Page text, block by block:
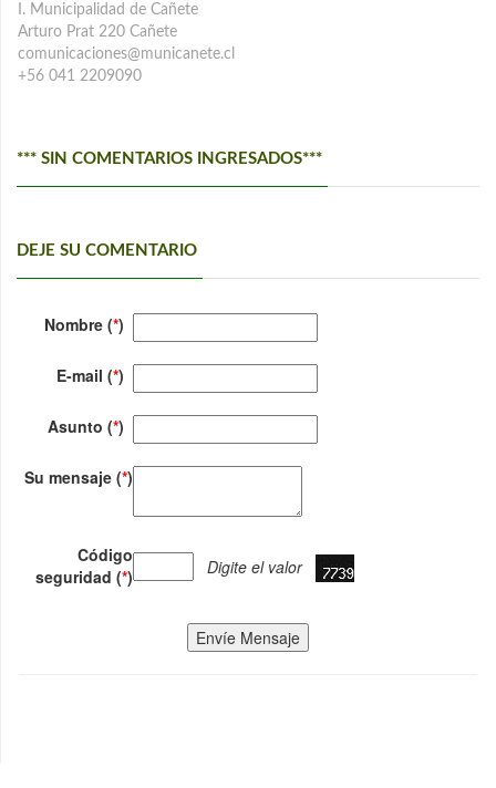
I. Municipalidad de Cañete
Arturo Prat 220 Cañete
comunicaciones@municanete.cl
+56 041 2209090
*** SIN COMENTARIOS INGRESADOS***
DEJE SU COMENTARIO
Nombre (*)
E-mail (*)
Asunto (*)
Su mensaje (*)
Código
seguridad (*) Digite el valor
Envíe Mensaje